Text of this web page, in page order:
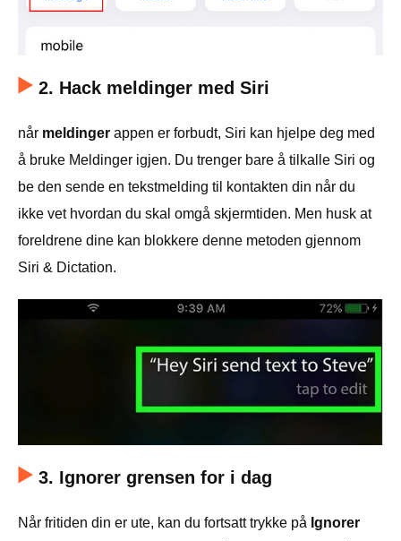
2. Hack meldinger med Siri
når meldinger appen er forbudt, Siri kan hjelpe deg med
å bruke Meldinger igjen. Du trenger bare å tilkalle Siri og
be den sende en tekstmelding til kontakten din når du
ikke vet hvordan du skal omgå skjermtiden. Men husk at
foreldrene dine kan blokkere denne metoden gjennom
Siri & Dictation.
3. Ignorer grensen for i dag
Når fritiden din er ute, kan du fortsatt trykke på Ignorer